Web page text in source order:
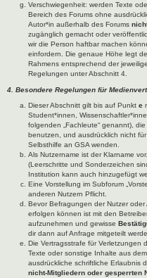
Verschwiegenheit: werden Texte
Bereich des Forums ohne
Autor*in außerhalb des Forums
zugänglich gemacht oder
wir die Person haftbar machen
einfordern. Die genaue Höhe legt
Rahmens entsprechend der
Regelungen unter Abschnitt 4.
4. Besondere Regelungen für
Dieser Abschnitt gilt bis auf Punkt e
Student*innen,
folgenden „Fachleute“ genannt), die
benutzen, und ausdrücklich nicht
Selbsthilfe an GSA wenden.
Als Nutzername ist der Klarname
(Leerschritte und Sonderzeichen
Institution kann auch hinzugefügt
Eine Vorstellung im Subforum
anderen Nutzern Pflicht.
Bevor Befragungen der Nutzer
erfolgen können ist mit den
aufzunehmen und gewisse
dir dann auf Anfrage mitgeteilt
Die Vertragsstrafe für Verletzungen
Texte oder sonstige Inhalte aus
ausdrückliche schriftliche Erlaubnis
nicht-Mitgliedern oder gesperrten